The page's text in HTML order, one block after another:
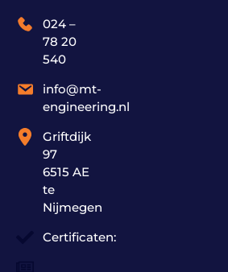
024 –
78 20
540
info@mt-
engineering.nl
Griftdijk
97
6515 AE
te
Nijmegen
Certificaten: